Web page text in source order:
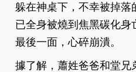
躲在神桌下，不幸被掉
已全身被燒到焦黑碳化身
最後一面，心碎崩潰。
據了解，蕭姓爸爸和堂兄